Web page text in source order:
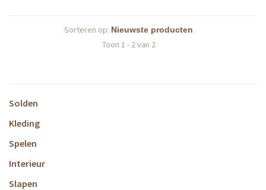
Sorteren op:
Toon 1 - 2 van 2
Solden
Kleding
Spelen
Interieur
Slapen